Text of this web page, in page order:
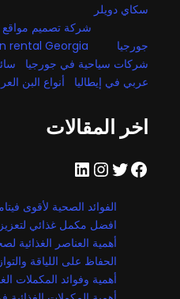
سكاي دويلر
شركة تصميم مواقع
جورجيا
rental Georgia
شركات سياحية في جورجيا
عربي في إيطاليا
أنواع البن
اخر المقالات
فيسبوك تويتر إنستجرام لينكد إن
الفوائد الصحية لأقوى
افضل مكمل غذائي لتعزيز
أهمية العناصر الغذائية
الحفاظ على اللياقة
أهمية وفوائد المكملات